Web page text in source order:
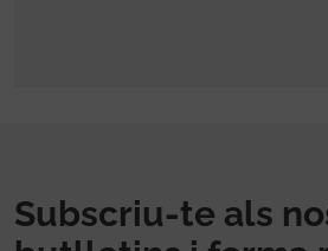
Subscriu-te als